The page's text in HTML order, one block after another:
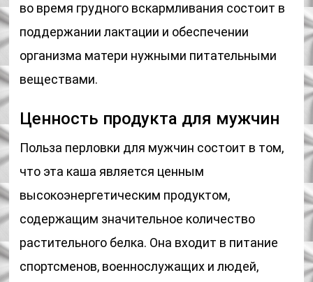
во время грудного вскармливания состоит в
поддержании лактации и обеспечении
организма матери нужными питательными
веществами.
Ценность продукта для мужчин
Польза перловки для мужчин состоит в том,
что эта каша является ценным
высокоэнергетическим продуктом,
содержащим значительное количество
растительного белка. Она входит в питание
спортсменов, военнослужащих и людей,